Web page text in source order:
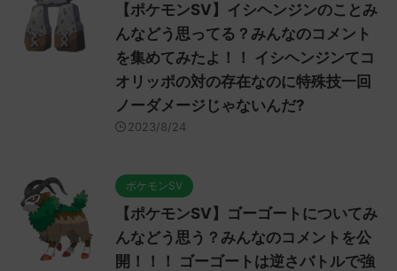
【ポケモンSV】イシヘンジンのことみ
んなどう思ってる？みんなのコメント
を集めてみたよ！！ イシヘンジンてコ
オリッポの対の存在なのに特殊技一回
ノーダメージじゃないんだ?
2023/8/24
ポケモンSV
【ポケモンSV】ゴーゴートについてみ
んなどう思う？みんなのコメントを公
開！！！ ゴーゴートは逆さバトルで強